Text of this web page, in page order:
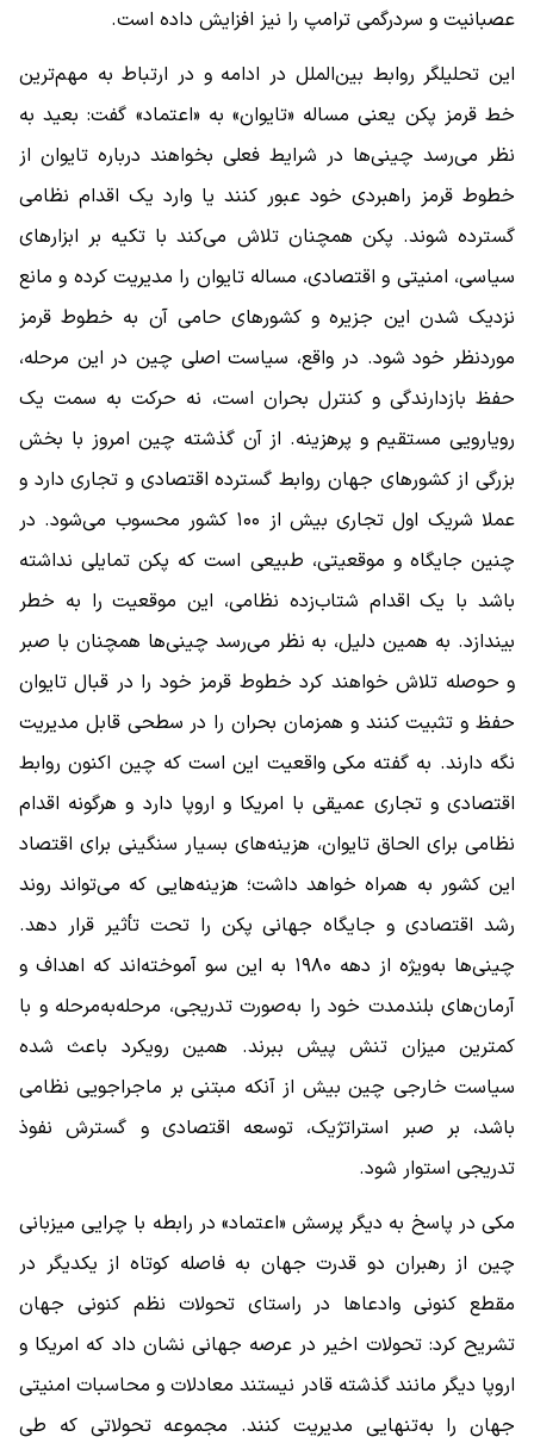
عصبانیت و سردرگمی ترامپ را نیز افزایش داده است.
این تحلیلگر روابط بین‌الملل در ادامه و در ارتباط به مهم‌ترین
خط قرمز پکن یعنی مساله «تایوان» به «اعتماد» گفت: بعید به
نظر می‌رسد چینی‌ها در شرایط فعلی بخواهند درباره تایوان از
خطوط قرمز راهبردی خود عبور کنند یا وارد یک اقدام نظامی
گسترده شوند. پکن همچنان تلاش می‌کند با تکیه بر ابزارهای
سیاسی، امنیتی و اقتصادی، مساله تایوان را مدیریت کرده و مانع
نزدیک شدن این جزیره و کشورهای حامی آن به خطوط قرمز
موردنظر خود شود. در واقع، سیاست اصلی چین در این مرحله،
حفظ بازدارندگی و کنترل بحران است، نه حرکت به سمت یک
رویارویی مستقیم و پرهزینه. از آن گذشته چین امروز با بخش
بزرگی از کشورهای جهان روابط گسترده اقتصادی و تجاری دارد و
عملا شریک اول تجاری بیش از ۱۰۰ کشور محسوب می‌شود. در
چنین جایگاه و موقعیتی، طبیعی است که پکن تمایلی نداشته
باشد با یک اقدام شتاب‌زده نظامی، این موقعیت را به خطر
بیندازد. به همین دلیل، به نظر می‌رسد چینی‌ها همچنان با صبر
و حوصله تلاش خواهند کرد خطوط قرمز خود را در قبال تایوان
حفظ و تثبیت کنند و همزمان بحران را در سطحی قابل مدیریت
نگه دارند. به گفته مکی واقعیت این است که چین اکنون روابط
اقتصادی و تجاری عمیقی با امریکا و اروپا دارد و هرگونه اقدام
نظامی برای الحاق تایوان، هزینه‌های بسیار سنگینی برای اقتصاد
این کشور به همراه خواهد داشت؛ هزینه‌هایی که می‌تواند روند
رشد اقتصادی و جایگاه جهانی پکن را تحت تأثیر قرار دهد.
چینی‌ها به‌ویژه از دهه ۱۹۸۰ به این سو آموخته‌اند که اهداف و
آرمان‌های بلندمدت خود را به‌صورت تدریجی، مرحله‌به‌مرحله و با
کمترین میزان تنش پیش ببرند. همین رویکرد باعث شده
سیاست خارجی چین بیش از آنکه مبتنی بر ماجراجویی نظامی
باشد، بر صبر استراتژیک، توسعه اقتصادی و گسترش نفوذ
تدریجی استوار شود.
مکی در پاسخ به دیگر پرسش «اعتماد» در رابطه با چرایی میزبانی
چین از رهبران دو قدرت جهان به فاصله کوتاه از یکدیگر در
مقطع کنونی وادعاها در راستای تحولات نظم کنونی جهان
تشریح کرد: تحولات اخیر در عرصه جهانی نشان داد که امریکا و
اروپا دیگر مانند گذشته قادر نیستند معادلات و محاسبات امنیتی
جهان را به‌تنهایی مدیریت کنند. مجموعه تحولاتی که طی